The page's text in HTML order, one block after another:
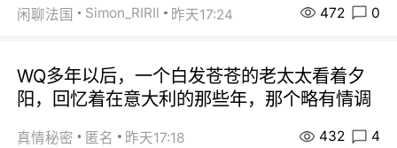
闲聊法国 Simon_RIRIl 昨天17:24 472 0
WQ多年以后，一个白发苍苍的老太太看着夕
阳，回忆着在意大利的那些年，那个略有情调
真情秘密 匿名 昨天17:18 432 4